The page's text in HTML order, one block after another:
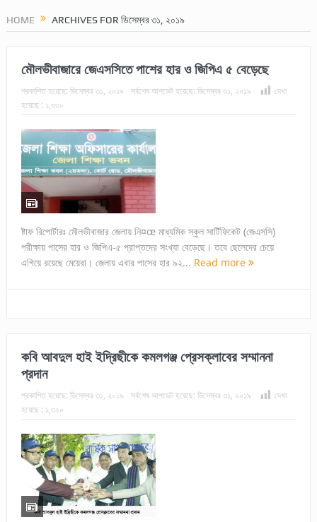
HOME ARCHIVES FOR ডিসেম্বর ৩১, ২০১৯
মৌলভীবাজারে জেএসসিতে পাশের হার ও জিপিএ ৫ বেড়েছে
প্রকাশিত হয়েছে: ডিসেম্বর ৩১, ২০১৯ সর্বশেষ আপডেট হয়েছে: ডিসেম্বর ৩১, ২০১৯
দেখা
হয়েছে : ১,৩৩০
ষ্টাফ রিপোর্টারঃ মৌলভীবাজার জেলায় নি¤œ মাধ্যমিক স্কুল সার্টিফিকেট (জেএসসি)
পরীক্ষায় পাসের হার ও জিপিএ-৫ প্রাপ্তদের সংখ্যা বেড়েছে। তবে ছেলেদের চেয়ে
এগিয়ে রয়েছে মেয়েরা। জেলায় এবার পাসের হার ৯২... Read more
কবি আবদুল হাই ইদ্রিছীকে কমলগঞ্জ প্রেসক্লাবের সম্মাননা
প্রদান
প্রকাশিত হয়েছে: ডিসেম্বর ৩১, ২০১৯ সর্বশেষ আপডেট হয়েছে: ডিসেম্বর ৩১, ২০১৯
দেখা
হয়েছে : ১,৩২০